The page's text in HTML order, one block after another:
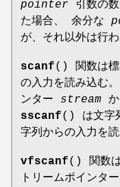
pointer 引数の
た場合、 余分な
が、それ以外は行
scanf() 関数は標
の入力を読み込む。
ンター stream
sscanf() は文字
字列からの入力を読
vfscanf() 関数
トリームポインター